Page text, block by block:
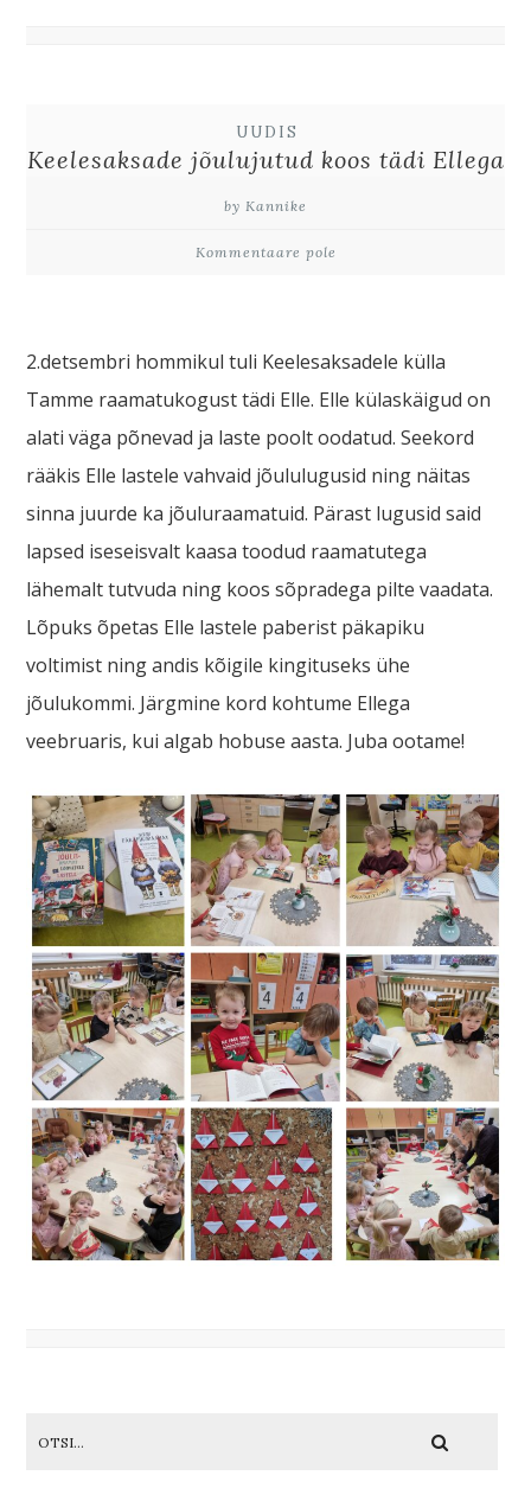
UUDIS
Keelesaksade jõulujutud koos tädi Ellega
by Kannike
Kommentaare pole
2.detsembri hommikul tuli Keelesaksadele külla
Tamme raamatukogust tädi Elle. Elle külaskäigud on
alati väga põnevad ja laste poolt oodatud. Seekord
rääkis Elle lastele vahvaid jõululugusid ning näitas
sinna juurde ka jõuluraamatuid. Pärast lugusid said
lapsed iseseisvalt kaasa toodud raamatutega
lähemalt tutvuda ning koos sõpradega pilte vaadata.
Lõpuks õpetas Elle lastele paberist päkapiku
voltimist ning andis kõigile kingituseks ühe
jõulukommi. Järgmine kord kohtume Ellega
veebruaris, kui algab hobuse aasta. Juba ootame!